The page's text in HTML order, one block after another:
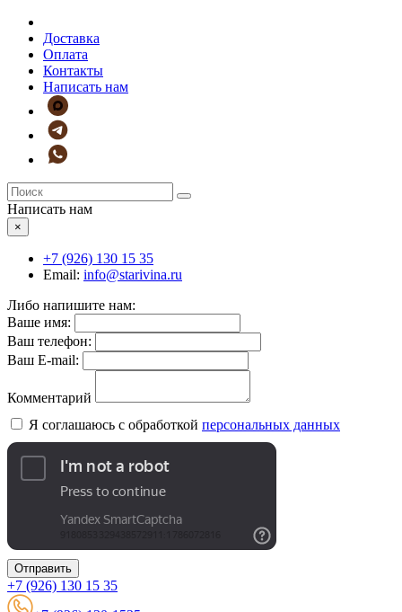
Доставка
Оплата
Контакты
Написать нам
Написать нам
×
+7 (926) 130 15 35
Email: info@starivina.ru
Либо напишите нам:
Ваше имя:
Ваш телефон:
Ваш E-mail:
Комментарий
Я соглашаюсь с обработкой персональных данных
Отправить
+7 (926) 130 15 35